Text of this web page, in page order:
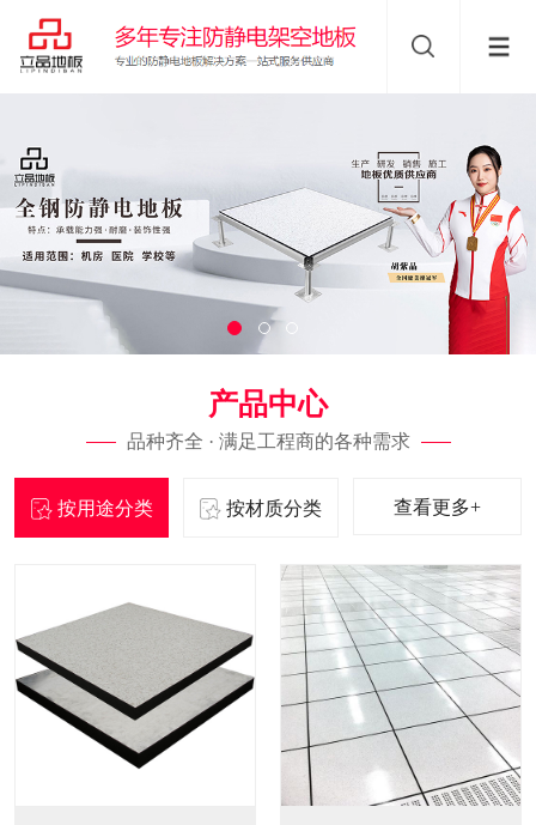
产品中心
品种齐全 · 满足工程商的各种需求
按用途分类 按材质分类 查看更多+